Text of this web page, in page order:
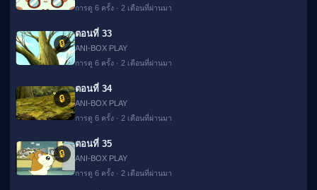
การดู 6 ครั้ง · 2 เดือนที่ผ่านมา
🔒
ตอนที่ 33
ANI-BOX PLAY
การดู 6 ครั้ง · 2 เดือนที่ผ่านมา
🔒
ตอนที่ 34
ANI-BOX PLAY
การดู 6 ครั้ง · 2 เดือนที่ผ่านมา
🔒
ตอนที่ 35
ANI-BOX PLAY
การดู 6 ครั้ง · 2 เดือนที่ผ่านมา